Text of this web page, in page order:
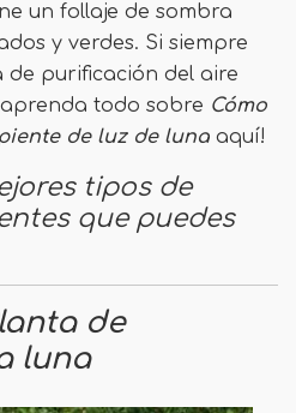
un follaje de sombra
y verdes. Si siempre
purificación del aire
todo sobre Cómo
de luz de luna aquí!
tipos de
que puedes
de
luna